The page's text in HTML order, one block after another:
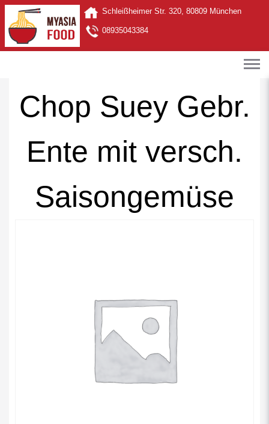
Schleißheimer Str. 320, 80809 München
08935043384
Chop Suey Gebr.
Ente mit versch.
Saisongemüse